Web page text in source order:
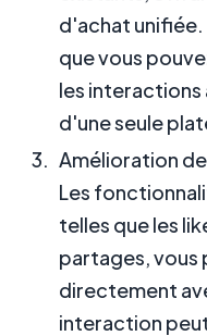
d'achat
que vous
les interactions
d'une seule
Amélioration
Les
telles que les
partages,
directement
interaction